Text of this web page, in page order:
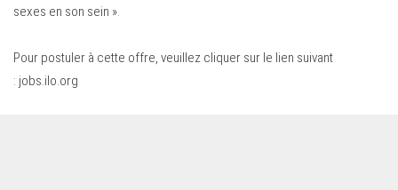
sexes en son sein ».
Pour postuler à cette offre, veuillez cliquer sur le lien suivant
: jobs.ilo.org